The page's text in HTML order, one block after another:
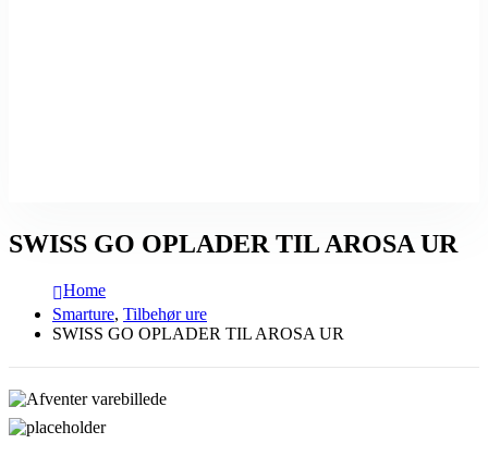
SWISS GO OPLADER TIL AROSA UR
Home
Smarture, Tilbehør ure
SWISS GO OPLADER TIL AROSA UR